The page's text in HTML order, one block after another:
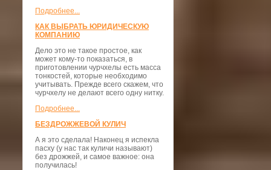
Подробнее...
КАК ВЫБРАТЬ ЮРИДИЧЕСКУЮ
КОМПАНИЮ
Дело это не такое простое, как
может кому-то показаться, в
приготовлении чурчхелы есть масса
тонкостей, которые необходимо
учитывать. Прежде всего скажем, что
чурчхелу не делают всего одну нитку.
Подробнее...
БЕЗДРОЖЖЕВОЙ КУЛИЧ
А я это сделала! Наконец я испекла
пасху (у нас так куличи называют)
без дрожжей, и самое важное: она
получилась!